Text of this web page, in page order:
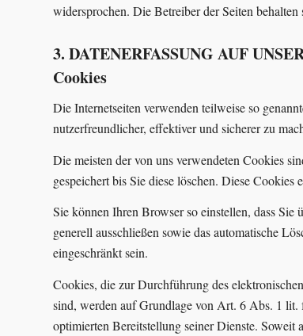
widersprochen. Die Betreiber der Seiten
3. DATENERFASSUNG AUF
Cookies
Die Internetseiten verwenden teilweise so
nutzerfreundlicher, effektiver und sicherer zu
Die meisten der von uns verwendeten Cookies
gespeichert bis Sie diese löschen. Diese
Sie können Ihren Browser so einstellen, dass
generell ausschließen sowie das automatische
eingeschränkt sein.
Cookies, die zur Durchführung des
sind, werden auf Grundlage von Art. 6 Abs. 1 lit.
optimierten Bereitstellung seiner Dienste. Soweit